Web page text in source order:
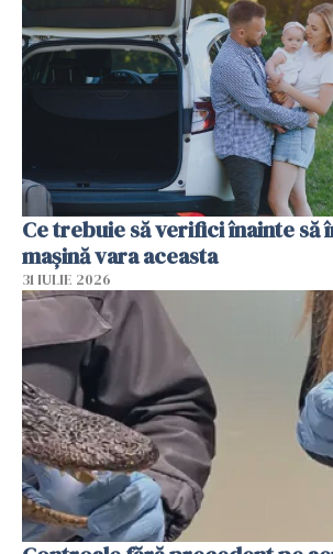
Ce trebuie să verifici înainte să
mașină vara aceasta
31 IULIE 2026